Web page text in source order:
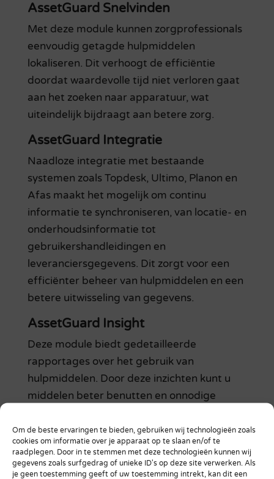
Om de beste ervaringen te bieden, gebruiken wij technologieën zoals
cookies om informatie over je apparaat op te slaan en/of te
raadplegen. Door in te stemmen met deze technologieën kunnen wij
gegevens zoals surfgedrag of unieke ID's op deze site verwerken. Als
je geen toestemming geeft of uw toestemming intrekt, kan dit een
AssetGuard Snelvinden
Met deze module kunnen zorgprofessionals
eenvoudig getagde hulpmiddelen
lokaliseren. Dit verhoogt de efficiëntie
doordat waardevolle tijd niet verloren gaat
aan het zoeken naar apparatuur, wat
uiteindelijk bijdraagt aan betere zorg.
AssetGuard Integratie
Naadloze integratie met bestaande
systemen zoals Topdesk, Ultimo, Planon en
Afas maakt het mogelijk om continu
informatie te synchroniseren, van locatie- en
onderhoudsinformatie tot
gebruikershandleidingen en
leveranciersgegevens. Dit zorgt voor een
efficiënter beheer van hulpmiddelen en een
betere uitwisseling van gegevens.
AssetGuard Insight
Deze module biedt gedetailleerde
rapportages over het gebruik van
hulpmiddelen. Door deze inzichten kunt u
middelen beter benutten en onnodige
bespaart en uw middelen effectiever inzet.
AssetGuard Alarmering & Workflow
Automatische meldingen en workflows